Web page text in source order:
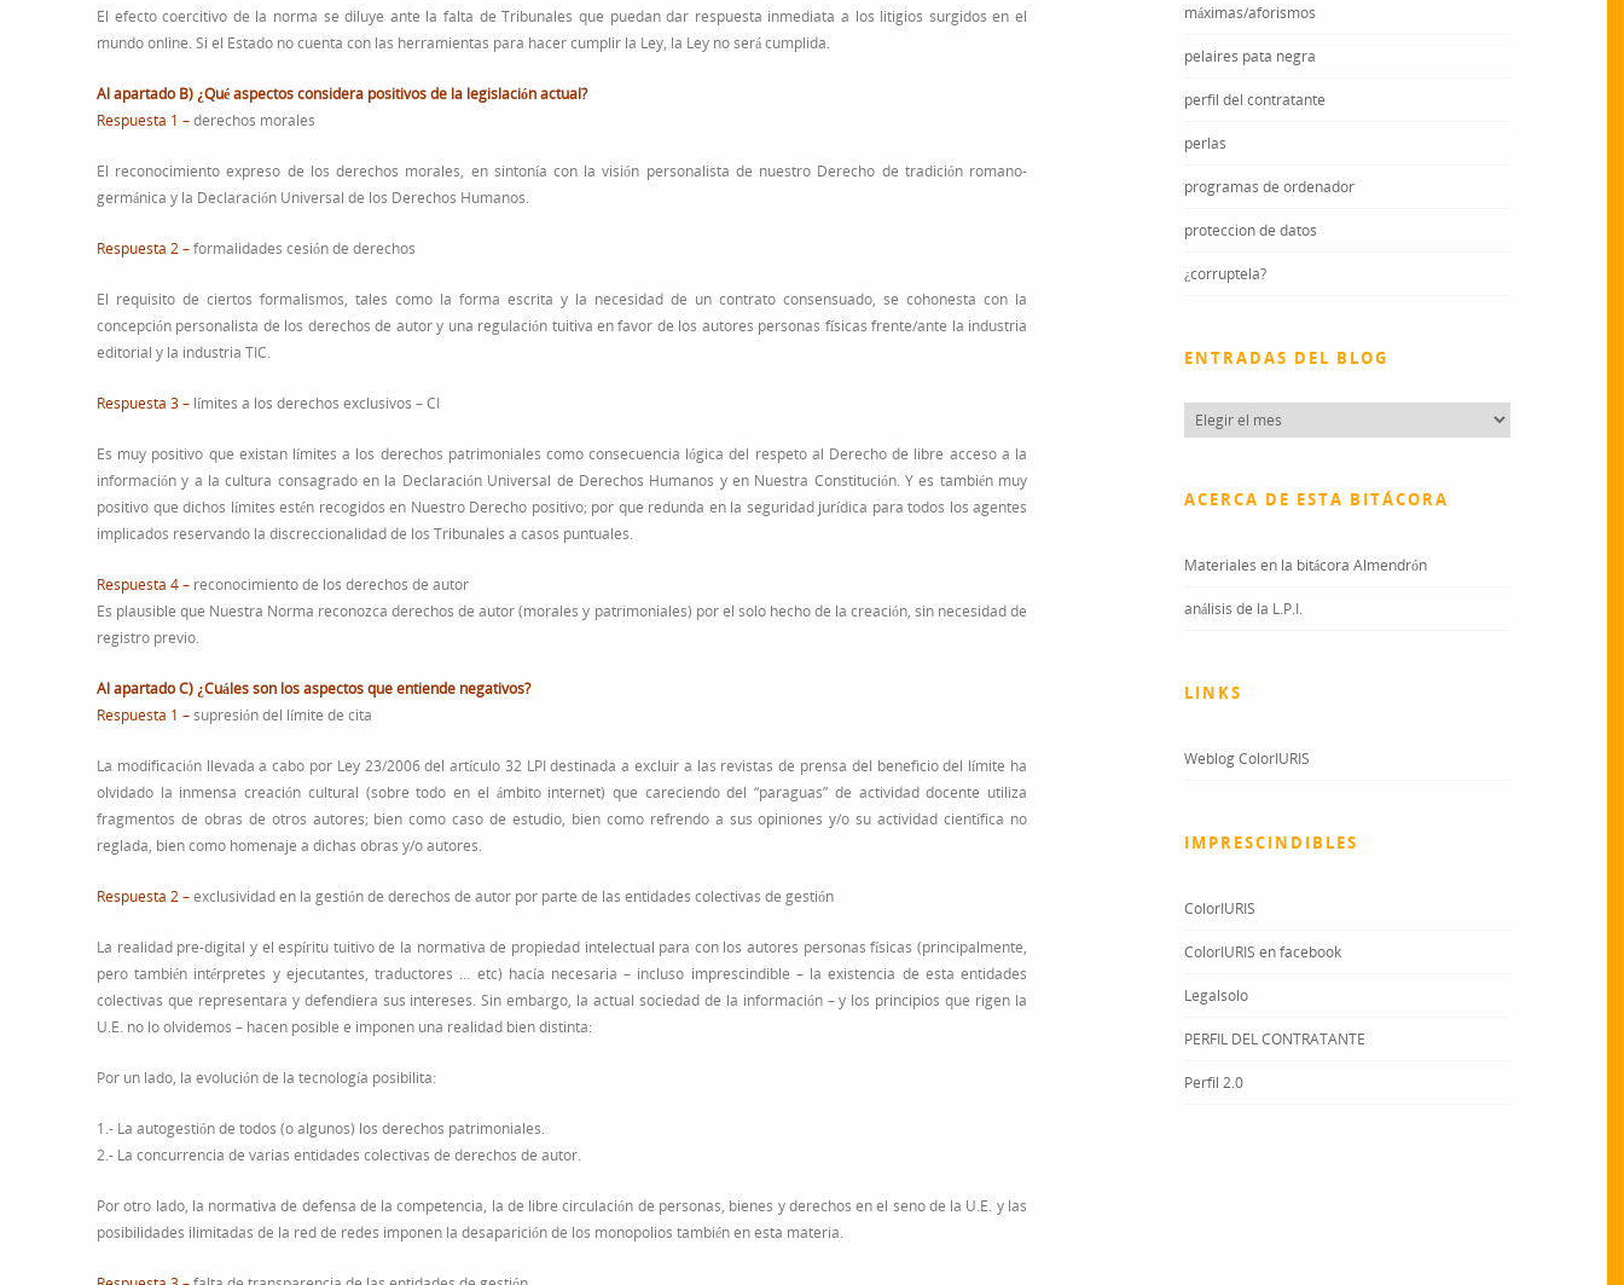
El efecto coercitivo de la norma se diluye ante la falta de Tribunales que puedan dar respuesta inmediata a los litigios surgidos en el
mundo online. Si el Estado no cuenta con las herramientas para hacer cumplir la Ley, la Ley no será cumplida.
Al apartado B) ¿Qué aspectos considera positivos de la legislación actual?
Respuesta 1 –derechos morales
El reconocimiento expreso de los derechos morales, en sintonía con la visión personalista de nuestro Derecho de tradición romano-
germánica y la Declaración Universal de los Derechos Humanos.
Respuesta 2 –formalidades cesión de derechos
El requisito de ciertos formalismos, tales como la forma escrita y la necesidad de un contrato consensuado, se cohonesta con la
concepción personalista de los derechos de autor y una regulación tuitiva en favor de los autores personas físicas frente/ante la industria
editorial y la industria TIC.
Respuesta 3 – límites a los derechos exclusivos – CI
Es muy positivo que existan límites a los derechos patrimoniales como consecuencia lógica del respeto al Derecho de libre acceso a la
información y a la cultura consagrado en la Declaración Universal de Derechos Humanos y en Nuestra Constitución. Y es también muy
positivo que dichos límites estén recogidos en Nuestro Derecho positivo; por que redunda en la seguridad jurídica para todos los agentes
implicados reservando la discreccionalidad de los Tribunales a casos puntuales.
Respuesta 4 – reconocimiento de los derechos de autor
Es plausible que Nuestra Norma reconozca derechos de autor (morales y patrimoniales) por el solo hecho de la creación, sin necesidad de
registro previo.
Al apartado C) ¿Cuáles son los aspectos que entiende negativos?
Respuesta 1 –supresión del límite de cita
La modificación llevada a cabo por Ley 23/2006 del artículo 32 LPI destinada a excluir a las revistas de prensa del beneficio del límite ha
olvidado la inmensa creación cultural (sobre todo en el ámbito internet) que careciendo del “paraguas” de actividad docente utiliza
fragmentos de obras de otros autores; bien como caso de estudio, bien como refrendo a sus opiniones y/o su actividad científica no
reglada, bien como homenaje a dichas obras y/o autores.
Respuesta 2 –exclusividad en la gestión de derechos de autor por parte de las entidades colectivas de gestión
La realidad pre-digital y el espíritu tuitivo de la normativa de propiedad intelectual para con los autores personas físicas (principalmente,
pero también intérpretes y ejecutantes, traductores … etc) hacía necesaria – incluso imprescindible – la existencia de esta entidades
colectivas que representara y defendiera sus intereses. Sin embargo, la actual sociedad de la información – y los principios que rigen la
U.E. no lo olvidemos – hacen posible e imponen una realidad bien distinta:
Por un lado, la evolución de la tecnología posibilita:
1.- La autogestión de todos (o algunos) los derechos patrimoniales.
2.- La concurrencia de varias entidades colectivas de derechos de autor.
Por otro lado, la normativa de defensa de la competencia, la de libre circulación de personas, bienes y derechos en el seno de la U.E. y las
posibilidades ilimitadas de la red de redes imponen la desaparición de los monopolios también en esta materia.
máximas/aforismos
pelaires pata negra
perfil del contratante
perlas
programas de ordenador
proteccion de datos
¿corruptela?
ENTRADAS DEL BLOG
Entradas
del
ACERCA DE ESTA BITÁCORA
Materiales en la bitácora Almendrón
análisis de la L.P.I.
LINKS
Weblog ColorIURIS
IMPRESCINDIBLES
ColorIURIS
ColorIURIS en facebook
Legalsolo
PERFIL DEL CONTRATANTE
Perfil 2.0